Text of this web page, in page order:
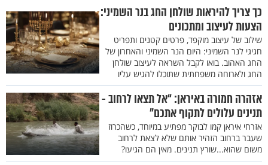
כך צריך להיראות שולחן החג בנר השמיני:
הצעות לעיצוב ומתכונים
שילוב של עיצוב מוקפד, פרטים קטנים ותפריט
חגיגי לנר השמיני: היום הנר השמיני והאחרון של
החג האהוב. בואו לקבל השראה לעיצוב שולחן
החג ולארוחה משפחתית שתוכלו להגיש עליו
אזהרה חמורה באיראן: “אל תצאו לרחוב -
תנינים עלולים לתקוף אתכם”
אזרחי איראן קמו לבוקר מפתיע במיוחד, כשהכרוז
שעבר ברחוב הזהיר אותם שלא לצאת לרחוב
משום שהוא...שורץ תנינים. מאין הם הגיעו?